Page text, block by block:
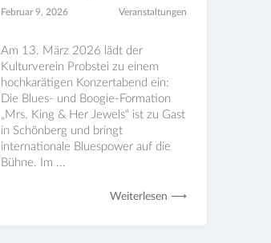
Februar 9, 2026 Veranstaltungen
Am 13. März 2026 lädt der
Kulturverein Probstei zu einem
hochkarätigen Konzertabend ein:
Die Blues- und Boogie-Formation
„Mrs. King & Her Jewels“ ist zu Gast
in Schönberg und bringt
internationale Bluespower auf die
Bühne. Im ...
Weiterlesen ⟶